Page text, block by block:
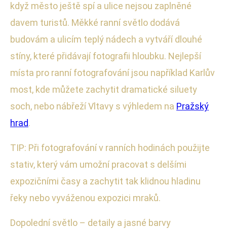
když město ještě spí a ulice nejsou zaplněné
davem turistů. Měkké ranní světlo dodává
budovám a ulicím teplý nádech a vytváří dlouhé
stíny, které přidávají fotografii hloubku. Nejlepší
místa pro ranní fotografování jsou například Karlův
most, kde můžete zachytit dramatické siluety
soch, nebo nábřeží Vltavy s výhledem na Pražský
hrad.
TIP: Při fotografování v ranních hodinách použijte
stativ, který vám umožní pracovat s delšími
expozičními časy a zachytit tak klidnou hladinu
řeky nebo vyváženou expozici mraků.
Dopolední světlo – detaily a jasné barvy